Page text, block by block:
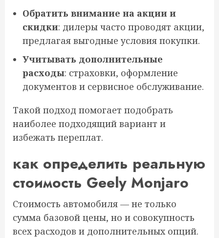
Обратить внимание на акции и
скидки: дилеры часто проводят акции,
предлагая выгодные условия покупки.
Учитывать дополнительные
расходы: страховки, оформление
документов и сервисное обслуживание.
Такой подход помогает подобрать
наиболее подходящий вариант и
избежать переплат.
как определить реальную
стоимость Geely Monjaro
Стоимость автомобиля — не только
сумма базовой цены, но и совокупность
всех расходов и дополнительных опций.